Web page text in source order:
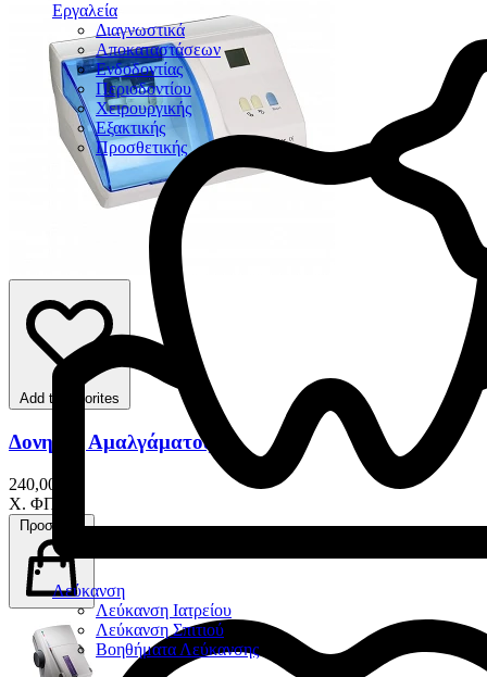
Εργαλεία
Διαγνωστικά
Αποκαταστάσεων
Ενδοδοντίας
Περιοδοντίου
Χειρουργικής
Εξακτικής
Προσθετικής
Λεύκανση
Λεύκανση Ιατρείου
Λεύκανση Σπιτιού
Βοηθήματα Λεύκανσης
Add to favorites
Δονητής Αμαλγάματος
240,00 €
Χ. ΦΠΑ
Προσθήκη